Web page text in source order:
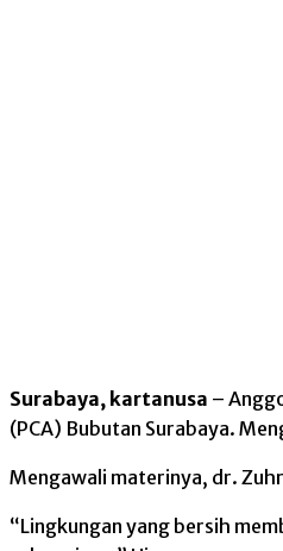
Surabaya, kartanusa –
(PCA) Bubutan Surabaya.
Mengawali materinya, dr.
“Lingkungan yang bersih